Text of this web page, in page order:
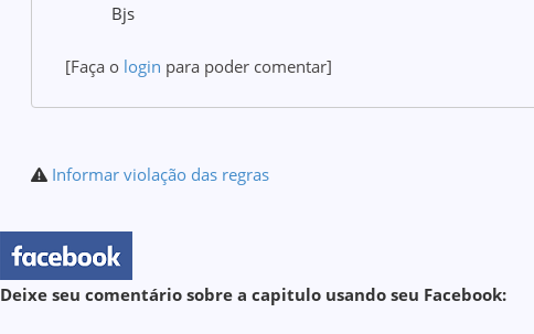
Bjs
[Faça o login para poder comentar]
Informar violação das regras
Deixe seu comentário sobre a capitulo usando seu Facebook: